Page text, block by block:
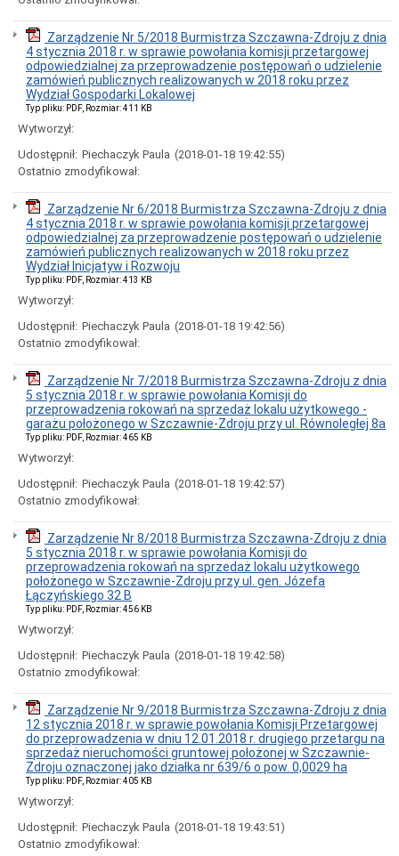
przetargów
Zamówienia
publiczne
wyłączone
stosowania
ustawy
pzp
Sprzedaż
nieruchomości
Wykazy
nieruchomości
przeznaczonych
sprzedaży,
dzierżawy
lub
oddania
w
użytkowanie
wieczyste
przetargów
najem
nieruchomości
Wybory
WYBORY
RP
ARCHIWUM
Poradnik
interesanta
Bon
energetyczny
Budżet
obywatelski
Czyste
Powietrze
Punkt
konsultacyjny
dla
Mieszkańców
Szczawna-
Zdroju
Decyzje
środowiskowe
Dowody
osobiste
Zarządzenie Nr 5/2018 Burmistrza Szczawna-Zdroju z dnia
4 stycznia 2018 r. w sprawie powołania komisji przetargowej
odpowiedzialnej za przeprowadzenie postępowań o udzielenie
zamówień publicznych realizowanych w 2018 roku przez
Wydział Gospodarki Lokalowej
Typ pliku: PDF, Rozmiar: 411 KB
Wytworzył:
Udostępnił: Piechaczyk Paula (2018-01-18 19:42:55)
Ostatnio zmodyfikował:
Zarządzenie Nr 6/2018 Burmistrza Szczawna-Zdroju z dnia
4 stycznia 2018 r. w sprawie powołania komisji przetargowej
odpowiedzialnej za przeprowadzenie postępowań o udzielenie
zamówień publicznych realizowanych w 2018 roku przez
Wydział Inicjatyw i Rozwoju
Typ pliku: PDF, Rozmiar: 413 KB
Wytworzył:
Udostępnił: Piechaczyk Paula (2018-01-18 19:42:56)
Ostatnio zmodyfikował:
Zarządzenie Nr 7/2018 Burmistrza Szczawna-Zdroju z dnia
5 stycznia 2018 r. w sprawie powołania Komisji do
przeprowadzenia rokowań na sprzedaż lokalu użytkowego -
garażu położonego w Szczawnie-Zdroju przy ul. Równoległej 8a
Typ pliku: PDF, Rozmiar: 465 KB
Wytworzył:
Udostępnił: Piechaczyk Paula (2018-01-18 19:42:57)
Ostatnio zmodyfikował:
Zarządzenie Nr 8/2018 Burmistrza Szczawna-Zdroju z dnia
5 stycznia 2018 r. w sprawie powołania Komisji do
przeprowadzenia rokowań na sprzedaż lokalu użytkowego
położonego w Szczawnie-Zdroju przy ul. gen. Józefa
Łączyńskiego 32 B
Typ pliku: PDF, Rozmiar: 456 KB
Wytworzył:
Udostępnił: Piechaczyk Paula (2018-01-18 19:42:58)
Ostatnio zmodyfikował:
Zarządzenie Nr 9/2018 Burmistrza Szczawna-Zdroju z dnia
12 stycznia 2018 r. w sprawie powołania Komisji Przetargowej
do przeprowadzenia w dniu 12.01.2018 r. drugiego przetargu na
sprzedaż nieruchomości gruntowej położonej w Szczawnie-
Zdroju oznaczonej jako działka nr 639/6 o pow. 0,0029 ha
Typ pliku: PDF, Rozmiar: 405 KB
Wytworzył:
Udostępnił: Piechaczyk Paula (2018-01-18 19:43:51)
Ostatnio zmodyfikował: